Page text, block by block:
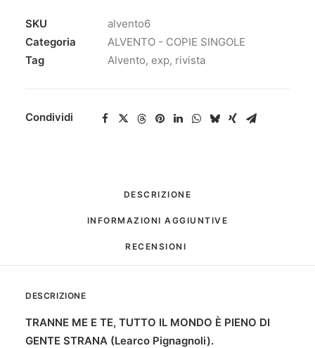
SKU
alvento6
Categoria
ALVENTO - COPIE SINGOLE
Tag
Alvento, exp, rivista
Condividi
DESCRIZIONE
INFORMAZIONI AGGIUNTIVE
RECENSIONI
DESCRIZIONE
TRANNE ME E TE, TUTTO IL MONDO È PIENO DI
GENTE STRANA (Learco Pignagnoli).